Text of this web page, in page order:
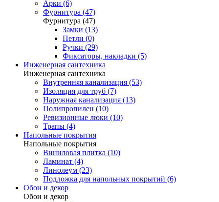
Арки (6)
Фурнитура (47)
Фурнитура (47)
Замки (13)
Петли (0)
Ручки (29)
Фиксаторы, накладки (5)
Инженерная сантехника
Инженерная сантехника
Внутренняя канализация (53)
Изоляция для труб (7)
Наружная канализация (13)
Полипропилен (10)
Ревизионные люки (10)
Трапы (4)
Напольные покрытия
Напольные покрытия
Виниловая плитка (10)
Ламинат (4)
Линолеум (23)
Подложка для напольных покрытий (6)
Обои и декор
Обои и декор